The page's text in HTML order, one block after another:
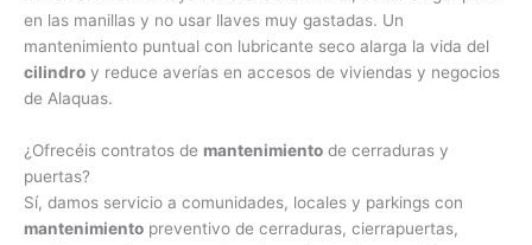
en las manillas y no usar llaves muy gastadas. Un
mantenimiento puntual con lubricante seco alarga la vida del
cilindro y reduce averías en accesos de viviendas y negocios
de Alaquas.
¿Ofrecéis contratos de mantenimiento de cerraduras y
puertas?
Sí, damos servicio a comunidades, locales y parkings con
mantenimiento preventivo de cerraduras, cierrapuertas,